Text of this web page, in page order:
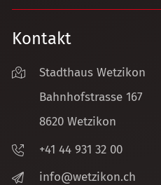
Kontakt
Stadthaus Wetzikon
Bahnhofstrasse 167
8620 Wetzikon
+41 44 931 32 00
nf
w tz k n ch